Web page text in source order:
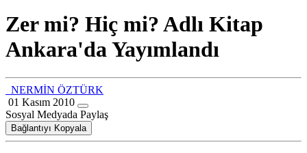
Zer mi? Hiç mi? Adlı Kitap
Ankara'da Yayımlandı
NERMİN ÖZTÜRK
01 Kasım 2010
Sosyal Medyada Paylaş
Bağlantıyı Kopyala